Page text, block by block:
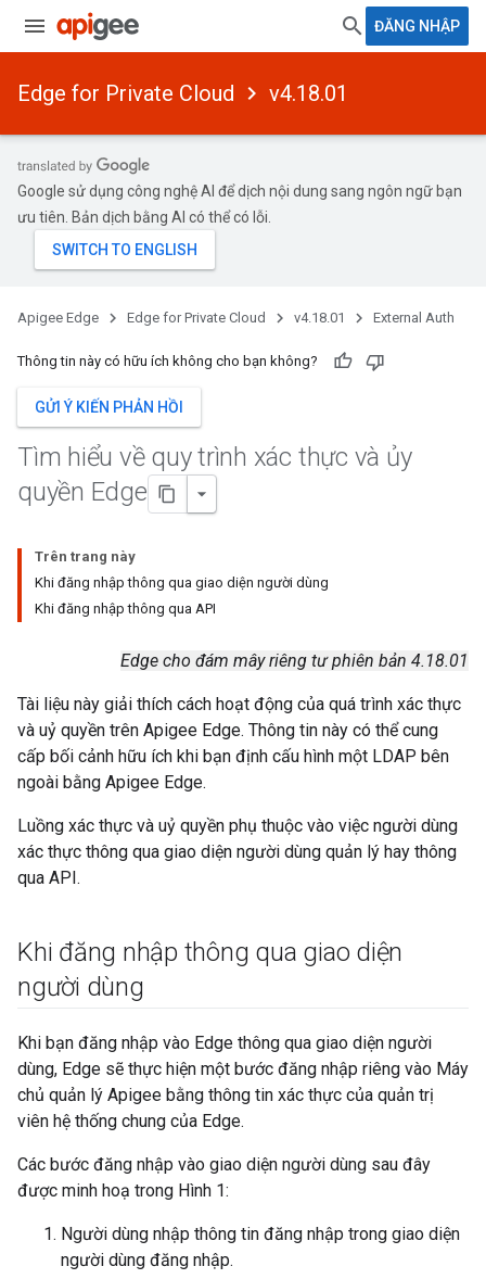
ĐĂNG NHẬP
Edge for Private Cloud v4.18.01
Google sử dụng công nghệ AI để dịch nội dung sang ngôn ngữ bạn
ưu tiên. Bản dịch bằng AI có thể có lỗi.
Apigee Edge Edge for Private Cloud v4.18.01 External Auth
Thông tin này có hữu ích không cho bạn không?
GỬI Ý KIẾN PHẢN HỒI
Tìm hiểu về quy trình xác thực và ủy
quyền Edge
Trên trang này
Khi đăng nhập thông qua giao diện người dùng
Khi đăng nhập thông qua API
Edge cho đám mây riêng tư phiên bản 4.18.01
Tài liệu này giải thích cách hoạt động của quá trình xác thực
và uỷ quyền trên Apigee Edge. Thông tin này có thể cung
cấp bối cảnh hữu ích khi bạn định cấu hình một LDAP bên
ngoài bằng Apigee Edge.
Luồng xác thực và uỷ quyền phụ thuộc vào việc người dùng
xác thực thông qua giao diện người dùng quản lý hay thông
qua API.
Khi đăng nhập thông qua giao diện
người dùng
Khi bạn đăng nhập vào Edge thông qua giao diện người
dùng, Edge sẽ thực hiện một bước đăng nhập riêng vào Máy
chủ quản lý Apigee bằng thông tin xác thực của quản trị
viên hệ thống chung của Edge.
Các bước đăng nhập vào giao diện người dùng sau đây
được minh hoạ trong Hình 1:
Người dùng nhập thông tin đăng nhập trong giao diện
người dùng đăng nhập.